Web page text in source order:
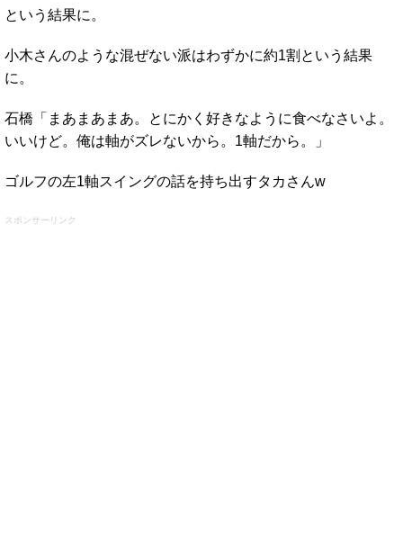
という結果に。
小木さんのような混ぜない派はわずかに約1割という結果
に。
石橋「まあまあまあ。とにかく好きなように食べなさいよ。
いいけど。俺は軸がズレないから。1軸だから。」
ゴルフの左1軸スイングの話を持ち出すタカさんw
スポンサーリンク